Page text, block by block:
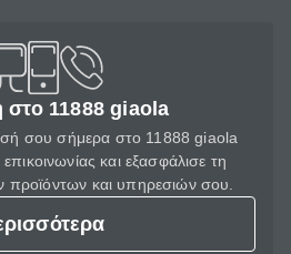
11888 giaola
σου σήμερα στο 11888 giaola
και εξασφάλισε τη
προϊόντων και υπηρεσιών σου.